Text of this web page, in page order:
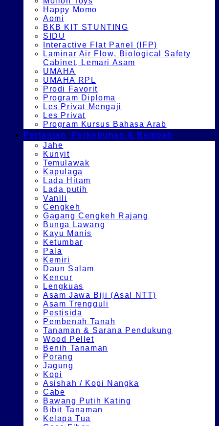
Happy Momo
Aomi
BKB KIT STUNTING
SIDU
Interactive Flat Panel (IFP)
Laminar Air Flow, Biological Safety
Cabinet, Lemari Asam
UMAHA
UMAHA RPL
Prodi Favorit
Program Diploma
Les Privat Mengaji
Les Privat
Program Kursus Bahasa Arab
Pertanian, Perkebunan & Rempah
Jahe
Kunyit
Temulawak
Kapulaga
Lada Hitam
Lada putih
Vanili
Cengkeh
Gagang Cengkeh Rajang
Bunga Lawang
Kayu Manis
Ketumbar
Pala
Kemiri
Daun Salam
Kencur
Lengkuas
Asam Jawa Biji (Asal NTT)
Asam Trengguli
Pestisida
Pembenah Tanah
Tanaman & Sarana Pendukung
Wood Pellet
Benih Tanaman
Porang
Jagung
Kopi
Asishah / Kopi Nangka
Cabe
Bawang Putih Kating
Bibit Tanaman
Kelapa Tua